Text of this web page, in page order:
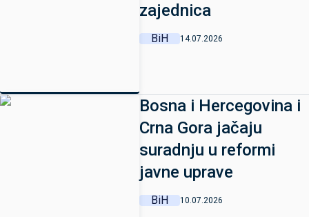
zajednica
BiH 14.07.2026
Bosna i Hercegovina i
Crna Gora jačaju
suradnju u reformi
javne uprave
BiH 10.07.2026